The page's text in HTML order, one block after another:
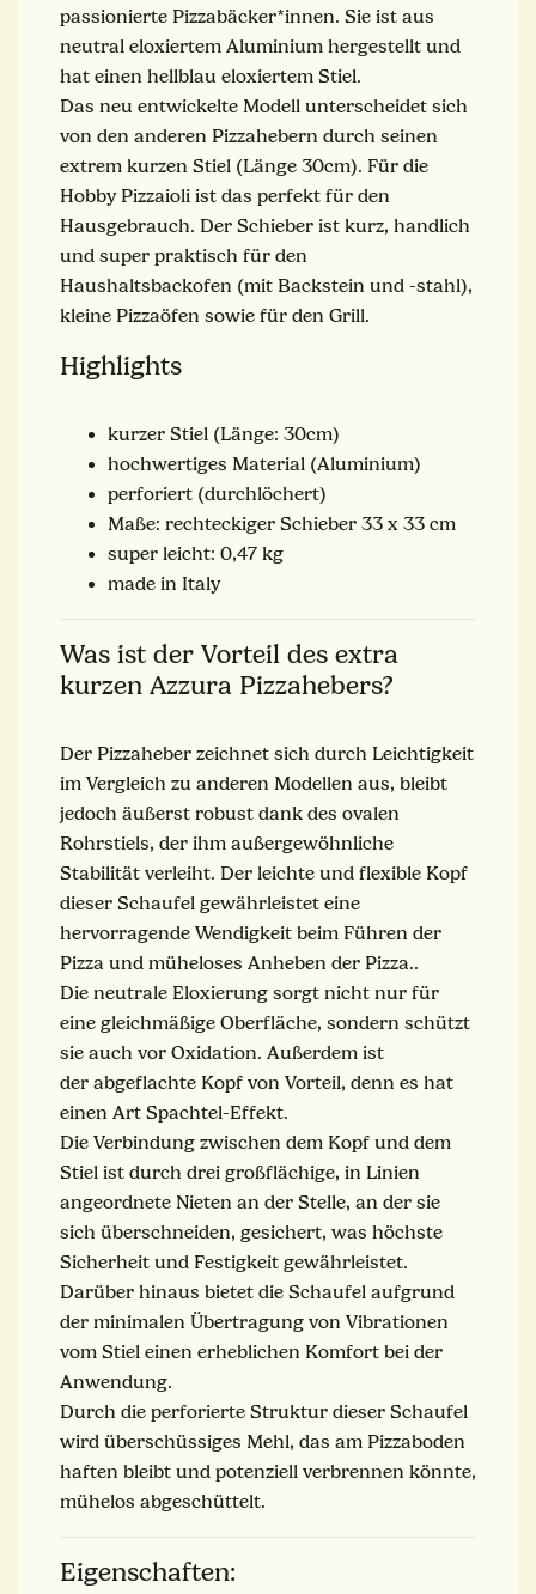
passionierte Pizzabäcker*innen. Sie ist aus
neutral eloxiertem Aluminium hergestellt und
hat einen hellblau eloxiertem Stiel.
Das neu entwickelte Modell unterscheidet sich
von den anderen Pizzahebern durch seinen
extrem kurzen Stiel (Länge 30cm). Für die
Hobby Pizzaioli ist das perfekt für den
Hausgebrauch. Der Schieber ist kurz, handlich
und super praktisch für den
Haushaltsbackofen (mit Backstein und -stahl),
kleine Pizzaöfen sowie für den Grill.
Highlights
kurzer Stiel (Länge: 30cm)
hochwertiges Material (Aluminium)
perforiert (durchlöchert)
Maße: rechteckiger Schieber 33 x 33 cm
super leicht: 0,47 kg
made in Italy
Was ist der Vorteil des extra
kurzen Azzura Pizzahebers?
Der Pizzaheber zeichnet sich durch Leichtigkeit
im Vergleich zu anderen Modellen aus, bleibt
jedoch äußerst robust dank des ovalen
Rohrstiels, der ihm außergewöhnliche
Stabilität verleiht. Der leichte und flexible Kopf
dieser Schaufel gewährleistet eine
hervorragende Wendigkeit beim Führen der
Pizza und müheloses Anheben der Pizza..
Die neutrale Eloxierung sorgt nicht nur für
eine gleichmäßige Oberfläche, sondern schützt
sie auch vor Oxidation. Außerdem ist
der abgeflachte Kopf von Vorteil, denn es hat
einen Art Spachtel-Effekt.
Die Verbindung zwischen dem Kopf und dem
Stiel ist durch drei großflächige, in Linien
angeordnete Nieten an der Stelle, an der sie
sich überschneiden, gesichert, was höchste
Sicherheit und Festigkeit gewährleistet.
Darüber hinaus bietet die Schaufel aufgrund
der minimalen Übertragung von Vibrationen
vom Stiel einen erheblichen Komfort bei der
Anwendung.
Durch die perforierte Struktur dieser Schaufel
wird überschüssiges Mehl, das am Pizzaboden
haften bleibt und potenziell verbrennen könnte,
mühelos abgeschüttelt.
Eigenschaften: